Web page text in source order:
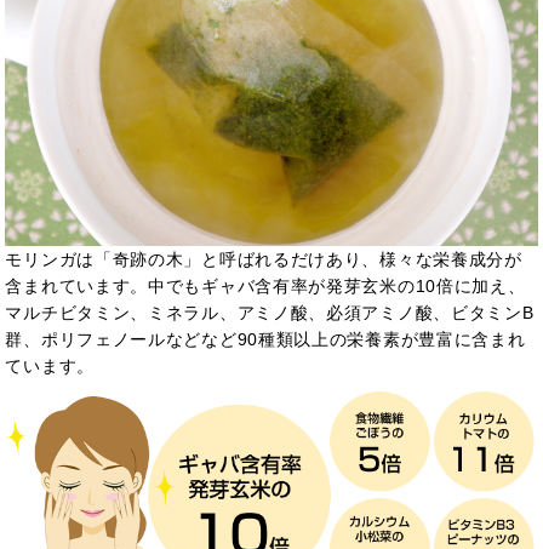
モリンガは「奇跡の木」と呼ばれるだけあり、様々な栄養成分が
含まれています。中でもギャバ含有率が発芽玄米の10倍に加え、
マルチビタミン、ミネラル、アミノ酸、必須アミノ酸、ビタミンB
群、ポリフェノールなどなど90種類以上の栄養素が豊富に含まれ
ています。